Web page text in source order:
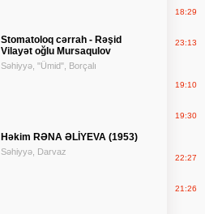
Stomatoloq cərrah - Rəşid
Vilayət oğlu Mursaqulov
Səhiyyə, "Ümid", Borçalı
Həkim RƏNA ƏLİYEVA (1953)
Səhiyyə, Darvaz
18:29
23:13
19:10
19:30
22:27
21:26